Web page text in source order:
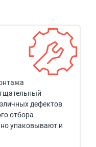
дефектов
отбора
упаковывают и